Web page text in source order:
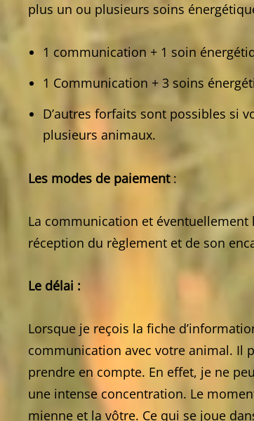
plus un ou plusieurs soins
1 communication + 1 soin
1 Communication + 3 soins
D’autres forfaits sont possibles si
plusieurs animaux.
Les modes de paiement:
La communication et éventuellement
réception du règlement et de son
Le délai :
Lorsque je reçois la fiche
communication avec votre animal. Il
prendre en compte. En effet, je ne
une intense concentration. Le
mienne et la vôtre. Ce qui se joue